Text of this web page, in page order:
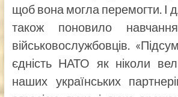
щоб вона могла перемогти. І
також поновило навчання
військовослужбовців.
єдність НАТО як ніколи
наших українських